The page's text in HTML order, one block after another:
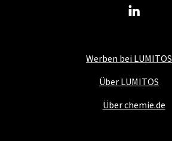
Werben bei LUMITOS
Über LUMITOS
Über chemie.de